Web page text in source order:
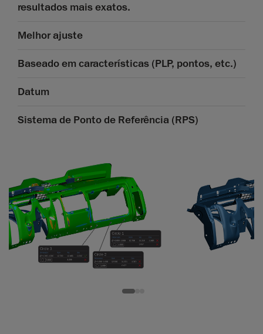
resultados mais exatos.
Melhor ajuste
Baseado em características (PLP, pontos, etc.)
Datum
Sistema de Ponto de Referência (RPS)